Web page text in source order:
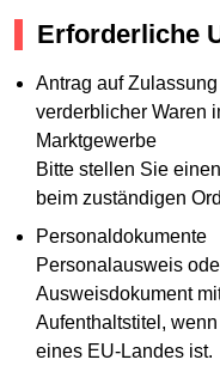
Erforderliche
Antrag auf
verderblicher Waren
Marktgewerbe
Bitte stellen Sie
beim zuständigen
Personaldokumente
Personalausweis
Ausweisdokument
Aufenthaltstitel,
eines EU-Landes ist.